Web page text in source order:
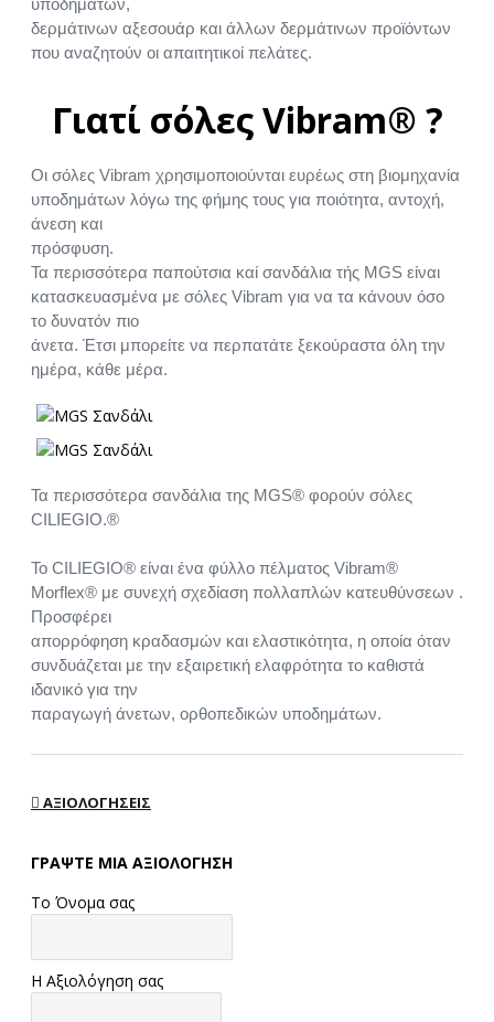
δερμάτινων αξεσουάρ και άλλων δερμάτινων προϊόντων
που αναζητούν οι απαιτητικοί πελάτες.
Γιατί σόλες Vibram® ?
Οι σόλες Vibram χρησιμοποιούνται ευρέως στη βιομηχανία
υποδημάτων λόγω της φήμης τους για ποιότητα, αντοχή,
άνεση και
πρόσφυση.
Τα περισσότερα παπούτσια καί σανδάλια τής MGS είναι
κατασκευασμένα με σόλες Vibram για να τα κάνουν όσο
το δυνατόν πιο
άνετα. Έτσι μπορείτε να περπατάτε ξεκούραστα όλη την
ημέρα, κάθε μέρα.
Τα περισσότερα σανδάλια της MGS® φορούν σόλες
CILIEGIO.®
Το CILIEGIO® είναι ένα φύλλο πέλματος Vibram®
Morflex® με συνεχή σχεδίαση πολλαπλών κατευθύνσεων .
Προσφέρει
απορρόφηση κραδασμών και ελαστικότητα, η οποία όταν
συνδυάζεται με την εξαιρετική ελαφρότητα το καθιστά
ιδανικό για την
παραγωγή άνετων, ορθοπεδικών υποδημάτων.
ΑΞΙΟΛΟΓΉΣΕΙΣ
ΓΡΆΨΤΕ ΜΙΑ ΑΞΙΟΛΌΓΗΣΗ
Το Όνομα σας
Η Αξιολόγηση σας